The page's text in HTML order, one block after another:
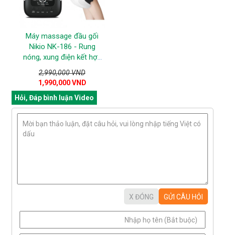
Máy massage đầu gối
Nikio NK-186 - Rung
nóng, xung điện kết hợp
áp suất khí
2,990,000 VND
1,990,000 VND
Hỏi, Đáp bình luận Video